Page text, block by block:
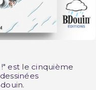
est le cinquième